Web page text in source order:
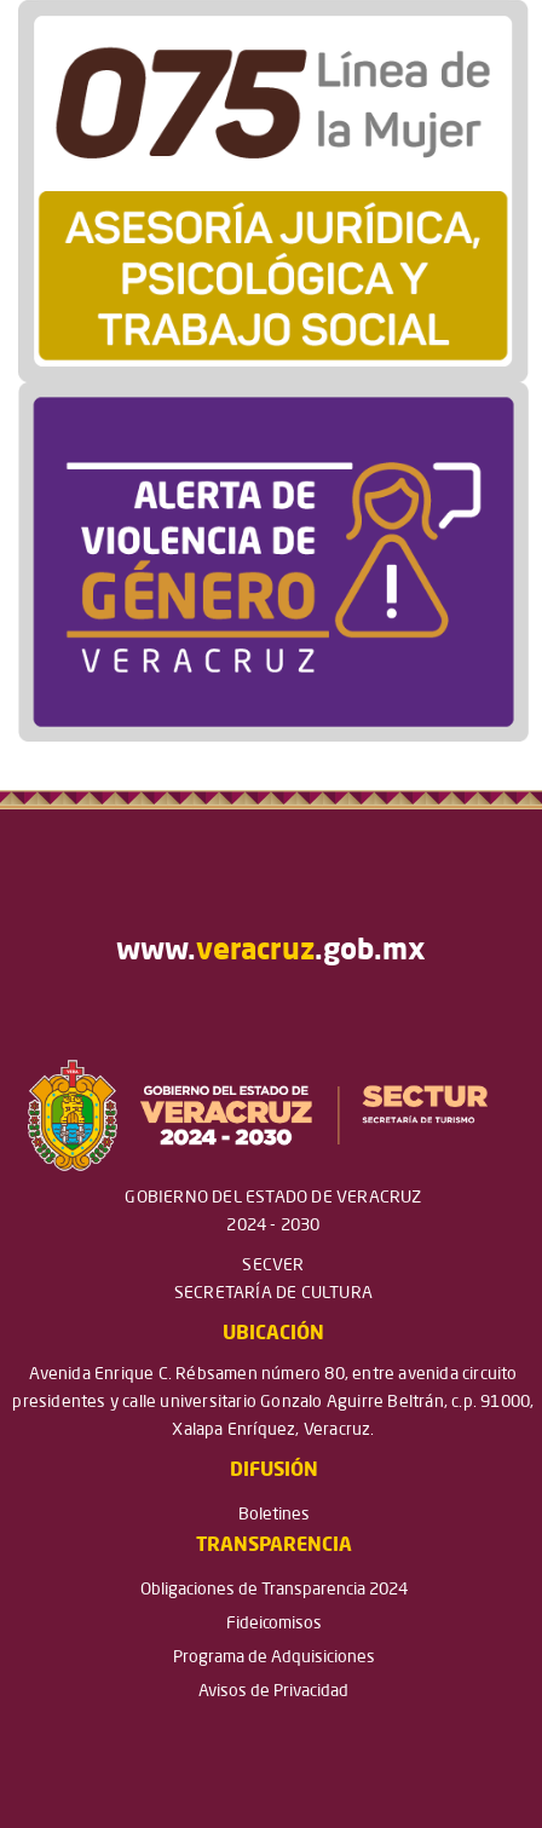
www.veracruz.gob.mx
GOBIERNO DEL ESTADO DE VERACRUZ
2024 - 2030
SECVER
SECRETARÍA DE CULTURA
UBICACIÓN
Avenida Enrique C. Rébsamen número 80, entre avenida circuito
presidentes y calle universitario Gonzalo Aguirre Beltrán, c.p. 91000,
Xalapa Enríquez, Veracruz.
DIFUSIÓN
Boletines
TRANSPARENCIA
Obligaciones de Transparencia 2024
Fideicomisos
Programa de Adquisiciones
Avisos de Privacidad